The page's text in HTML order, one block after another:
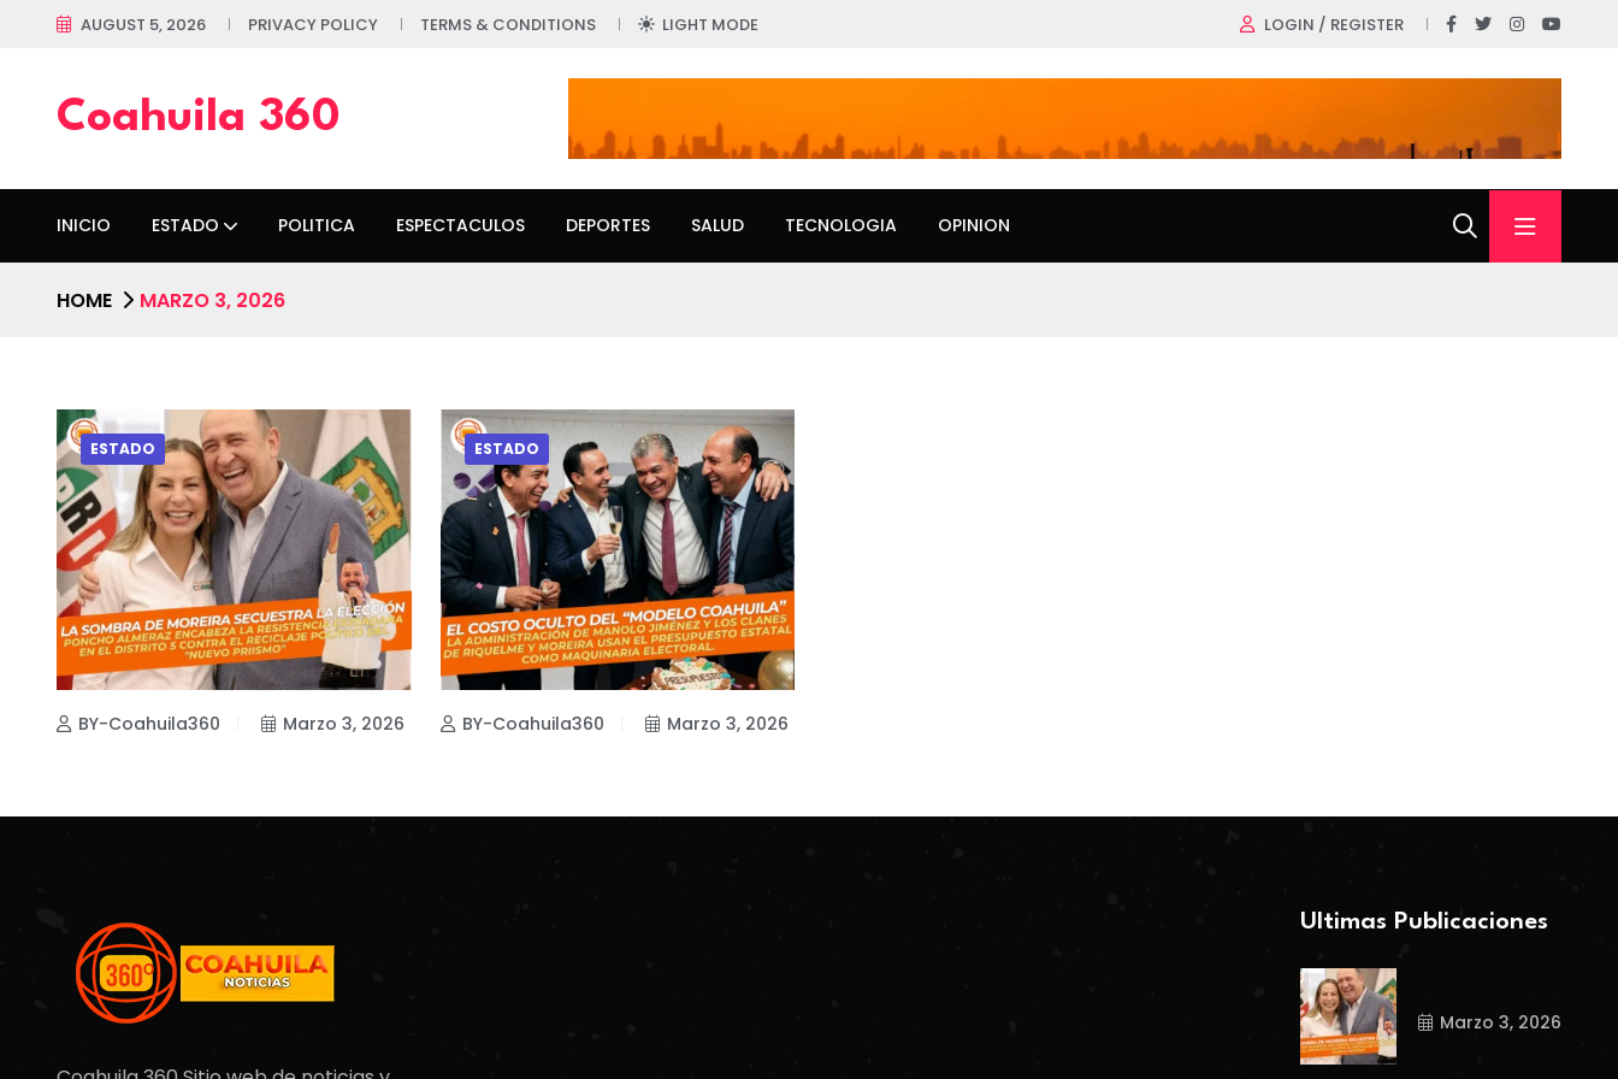
AUGUST 5, 2026 PRIVACY POLICY TERMS & CONDITIONS LIGHT MODE LOGIN / REGISTER
Coahuila 360
INICIO ESTADO POLITICA ESPECTACULOS DEPORTES SALUD TECNOLOGIA OPINION
HOME MARZO 3, 2026
ESTADO
BY-Coahuila360 Marzo 3, 2026
ESTADO
BY-Coahuila360 Marzo 3, 2026
Ultimas Publicaciones
Marzo 3, 2026